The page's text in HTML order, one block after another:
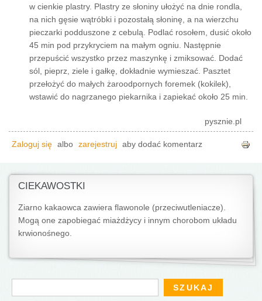
w cienkie plastry. Plastry ze słoniny ułożyć na dnie rondla,
na nich gęsie wątróbki i pozostałą słoninę, a na wierzchu
pieczarki podduszone z cebulą. Podlać rosołem, dusić około
45 min pod przykryciem na małym ogniu. Następnie
przepuścić wszystko przez maszynkę i zmiksować. Dodać
sól, pieprz, ziele i gałkę, dokładnie wymieszać. Pasztet
przełożyć do małych żaroodpornych foremek (kokilek),
wstawić do nagrzanego piekarnika i zapiekać około 25 min.
pysznie.pl
Zaloguj się albo zarejestruj aby dodać komentarz
CIEKAWOSTKI
Ziarno kakaowca zawiera flawonole (przeciwutleniacze).
Mogą one zapobiegać miażdżycy i innym chorobom układu
krwionośnego.
Formularz wyszukiwania
Szukaj